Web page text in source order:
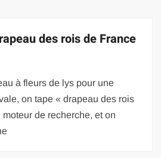
des rois de France
à fleurs de lys pour une
on tape « drapeau des rois
de recherche, et on